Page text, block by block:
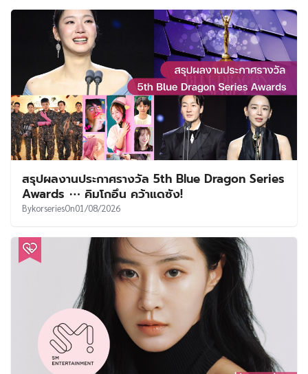
สรุปผลงานประกาศรางวัล 5th Blue Dragon Series
Awards ⋯ คิมโกอึน คว้าแดซัง!
BykorseriesOn01/08/2026